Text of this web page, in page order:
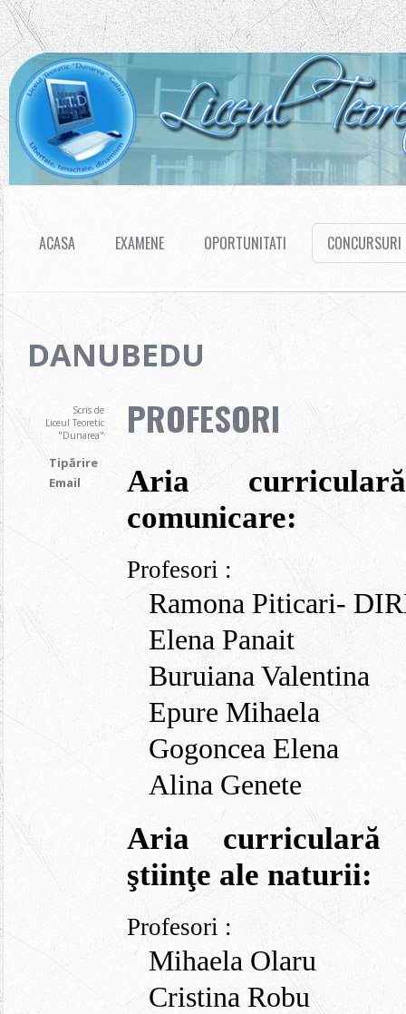
ACASA EXAMENE OPORTUNITATI CONCURSURI
DANUBEDU
Scris de
Liceul Teoretic
"Dunarea"
Tipărire
Email
PROFESORI
Aria
comunicare:
Profesori :
Ramona Piticari-
Elena Panait
Buruiana Valentina
Epure Mihaela
Gogoncea Elena
Alina Genete
Aria curriculară
ştiinţe ale naturii:
Profesori :
Mihaela Olaru
Cristina Robu